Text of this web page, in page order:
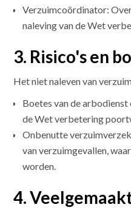
Verzuimcoördinator:
naleving van de Wet
3. Risico's en
Het niet naleven van
Boetes van de
de Wet verbetering
Onbenutte
van verzuimgevallen,
worden.
4.